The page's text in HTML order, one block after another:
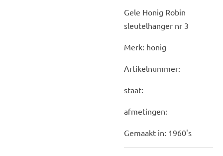
Gele Honig Robin
sleutelhanger nr 3
Merk: honig
Artikelnummer:
staat:
afmetingen:
Gemaakt in: 1960's